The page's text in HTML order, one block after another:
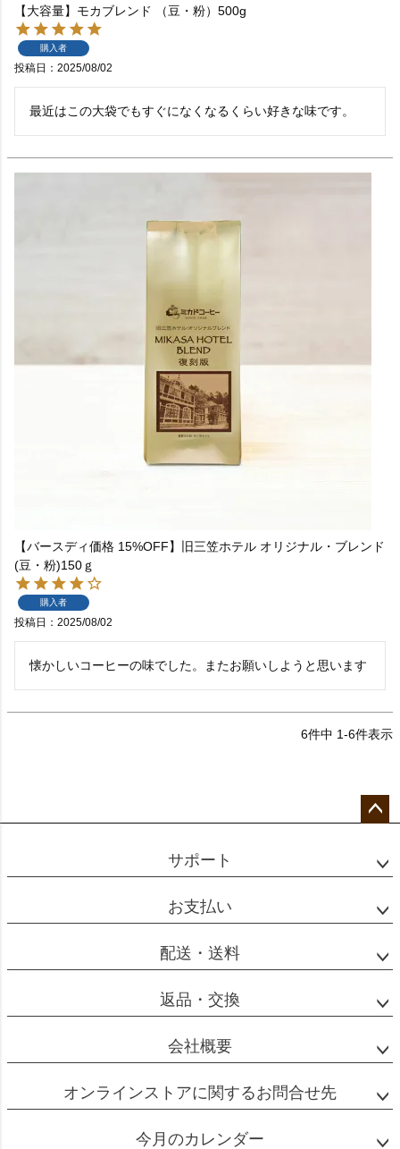
【大容量】モカブレンド （豆・粉）500g
購入者
投稿日 2025/08/02
最近はこの大袋でもすぐになくなるくらい好きな味です。
【バースディ価格 15%OFF】旧三笠ホテル オリジナル・ブレンド
(豆・粉)150ｇ
購入者
投稿日 2025/08/02
懐かしいコーヒーの味でした。またお願いしようと思います
6件中 1-6件表示
ップ
サポート
お支払い
配送・送料
返品・交換
会社概要
オンラインストアに関するお問合せ先
今月のカレンダー